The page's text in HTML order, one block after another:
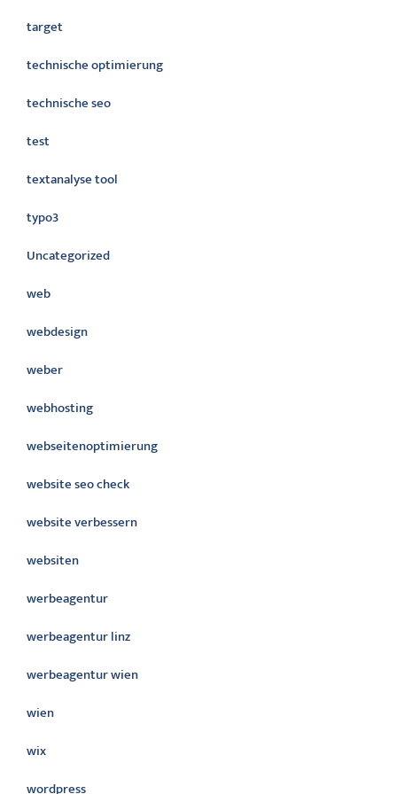
target
technische optimierung
technische seo
test
textanalyse tool
typo3
Uncategorized
web
webdesign
weber
webhosting
webseitenoptimierung
website seo check
website verbessern
websiten
werbeagentur
werbeagentur linz
werbeagentur wien
wien
wix
wordpress